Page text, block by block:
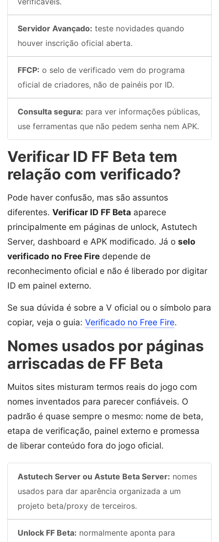
Servidor Avançado: teste novidades quando
houver inscrição oficial aberta.
FFCP: o selo de verificado vem do programa
oficial de criadores, não de painéis por ID.
Consulta segura: para ver informações públicas,
use ferramentas que não pedem senha nem APK.
Verificar ID FF Beta tem
relação com verificado?
Pode haver confusão, mas são assuntos
diferentes. Verificar ID FF Beta aparece
principalmente em páginas de unlock, Astutech
Server, dashboard e APK modificado. Já o selo
verificado no Free Fire depende de
reconhecimento oficial e não é liberado por digitar
ID em painel externo.
Se sua dúvida é sobre a V oficial ou o símbolo para
copiar, veja o guia: Verificado no Free Fire.
Nomes usados por páginas
arriscadas de FF Beta
Muitos sites misturam termos reais do jogo com
nomes inventados para parecer confiáveis. O
padrão é quase sempre o mesmo: nome de beta,
etapa de verificação, painel externo e promessa
de liberar conteúdo fora do jogo oficial.
Astutech Server ou Astute Beta Server: nomes
usados para dar aparência organizada a um
projeto beta/proxy de terceiros.
Unlock FF Beta: normalmente aponta para